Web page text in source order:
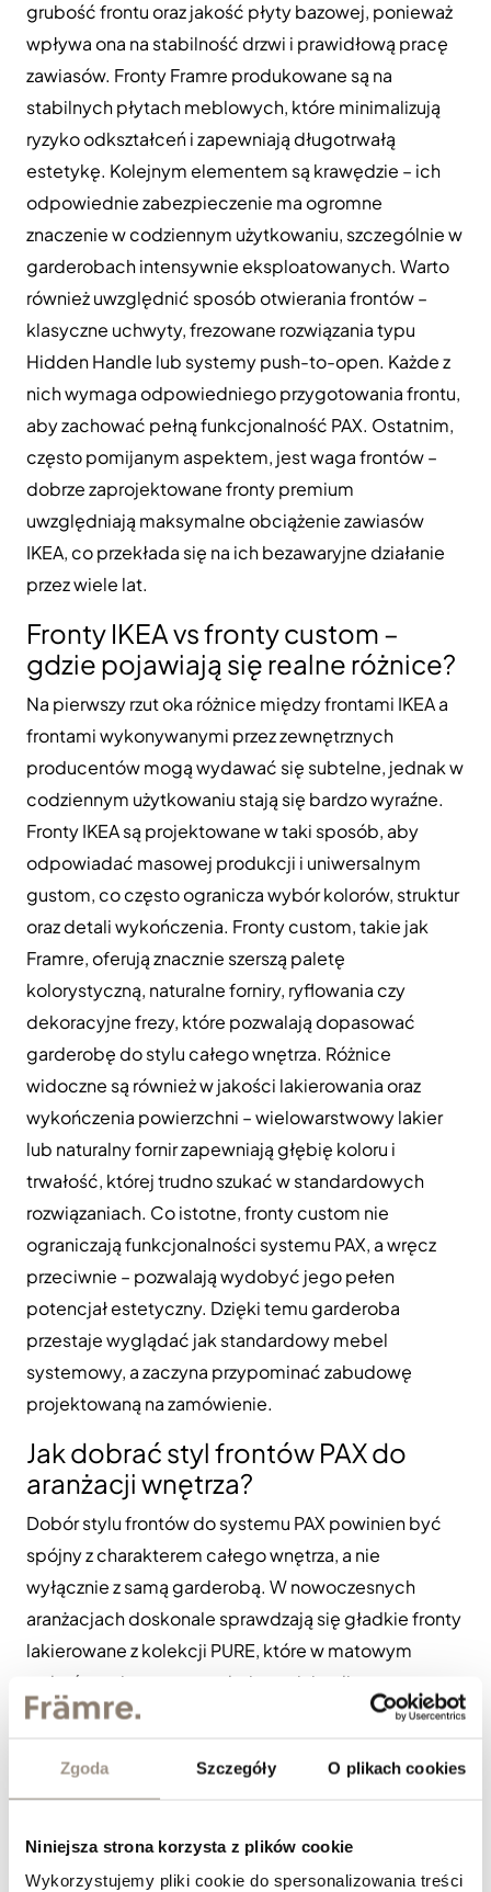
Zgoda Szczegóły O plikach cookies
Niniejsza strona korzysta z plików cookie
Wykorzystujemy pliki cookie do spersonalizowania treści
grubość frontu oraz jakość płyty bazowej, ponieważ
wpływa ona na stabilność drzwi i prawidłową pracę
zawiasów. Fronty Framre produkowane są na
stabilnych płytach meblowych, które minimalizują
ryzyko odkształceń i zapewniają długotrwałą
estetykę. Kolejnym elementem są krawędzie – ich
odpowiednie zabezpieczenie ma ogromne
znaczenie w codziennym użytkowaniu, szczególnie w
garderobach intensywnie eksploatowanych. Warto
również uwzględnić sposób otwierania frontów –
klasyczne uchwyty, frezowane rozwiązania typu
Hidden Handle lub systemy push-to-open. Każde z
nich wymaga odpowiedniego przygotowania frontu,
aby zachować pełną funkcjonalność PAX. Ostatnim,
często pomijanym aspektem, jest waga frontów –
dobrze zaprojektowane fronty premium
uwzględniają maksymalne obciążenie zawiasów
IKEA, co przekłada się na ich bezawaryjne działanie
przez wiele lat.
Fronty IKEA vs fronty custom –
gdzie pojawiają się realne różnice?
Na pierwszy rzut oka różnice między frontami IKEA a
frontami wykonywanymi przez zewnętrznych
producentów mogą wydawać się subtelne, jednak w
codziennym użytkowaniu stają się bardzo wyraźne.
Fronty IKEA są projektowane w taki sposób, aby
odpowiadać masowej produkcji i uniwersalnym
gustom, co często ogranicza wybór kolorów, struktur
oraz detali wykończenia. Fronty custom, takie jak
Framre, oferują znacznie szerszą paletę
kolorystyczną, naturalne forniry, ryflowania czy
dekoracyjne frezy, które pozwalają dopasować
garderobę do stylu całego wnętrza. Różnice
widoczne są również w jakości lakierowania oraz
wykończenia powierzchni – wielowarstwowy lakier
lub naturalny fornir zapewniają głębię koloru i
trwałość, której trudno szukać w standardowych
rozwiązaniach. Co istotne, fronty custom nie
ograniczają funkcjonalności systemu PAX, a wręcz
przeciwnie – pozwalają wydobyć jego pełen
potencjał estetyczny. Dzięki temu garderoba
przestaje wyglądać jak standardowy mebel
systemowy, a zaczyna przypominać zabudowę
projektowaną na zamówienie.
Jak dobrać styl frontów PAX do
aranżacji wnętrza?
Dobór stylu frontów do systemu PAX powinien być
spójny z charakterem całego wnętrza, a nie
wyłącznie z samą garderobą. W nowoczesnych
aranżacjach doskonale sprawdzają się gładkie fronty
lakierowane z kolekcji PURE, które w matowym
wykończeniu tworzą spokojną, minimalistyczną
bryłę. Wnętrza inspirowane stylem japandi lub
fornirom WOODEN, które wprowadzają naturalność i
dekoracyjne rozwiązania idealnym wyborem są
fronty frezowane TIMELESS, które nadają garderobie